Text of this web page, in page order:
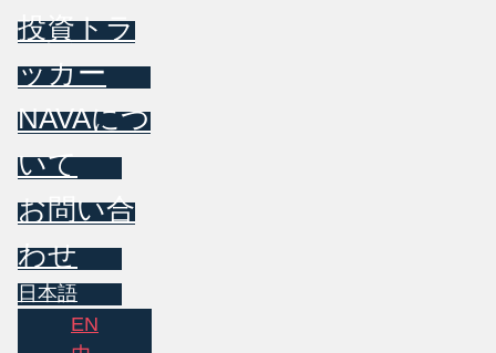
投資トラ
ッカー
NAVAにつ
いて
お問い合
わせ
日本語
EN